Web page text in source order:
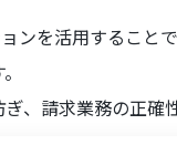
ンを活用すること
、請求業務の正確